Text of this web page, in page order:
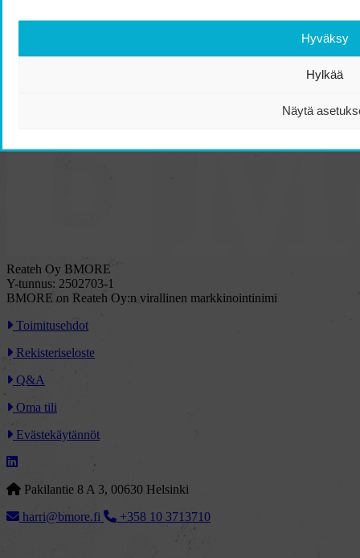
Hyväksy
Hylkää
Näytä
Reateh Oy BMORE
Y-tunnus: 2502703-1
BMORE on Reateh Oy:n virallinen markkinointinimi
Toimitusehdot
Rekisteriseloste
Q&A
Oma tili
Evästekäytännöt
Pakilantie 8 A 3, 00630 Helsinki
harri@bmore.fi
+358 10 3713710